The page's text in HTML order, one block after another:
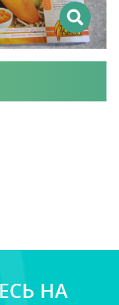
НА